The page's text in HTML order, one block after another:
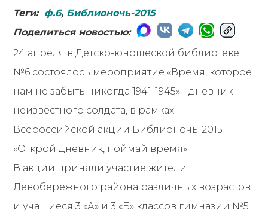
Теги: ф.6, Библионочь-2015
Поделиться новостью:
24 апреля в Детско-юношеской библиотеке
№6 состоялось мероприятие «Время, которое
нам не забыть никогда 1941-1945» - дневник
неизвестного солдата, в рамках
Всероссийской акции Библионочь-2015
«Открой дневник, поймай время».
В акции приняли участие жители
Левобережного района различных возрастов
и учащиеся 3 «А» и 3 «Б» классов гимназии №5